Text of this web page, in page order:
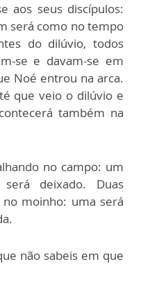
aos seus discípulos:
será como no tempo
do dilúvio, todos
se e davam-se em
Noé entrou na arca.
que veio o dilúvio e
também na
no campo: um
deixado. Duas
moinho: uma será
não sabeis em que